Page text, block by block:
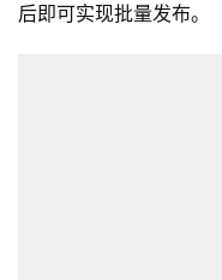
后即可实现批量发布。